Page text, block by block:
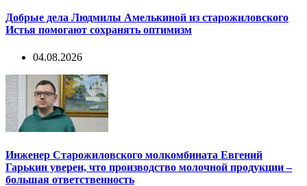
Добрые дела Людмилы Амелькиной из старожиловского
Истья помогают сохранять оптимизм
04.08.2026
Инженер Старожиловского молкомбината Евгений
Гарькин уверен, что производство молочной продукции –
большая ответственность